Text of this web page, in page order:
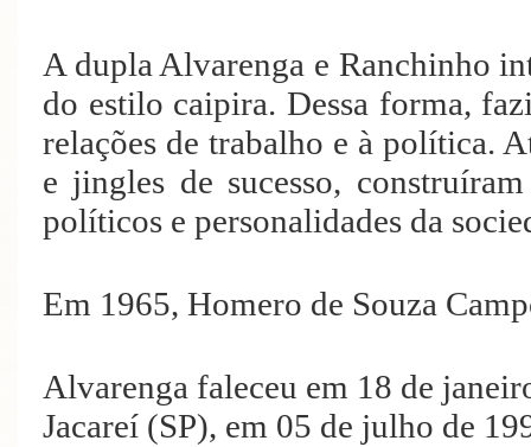
A dupla Alvarenga e Ranchinho
do estilo caipira. Dessa forma,
relações de trabalho e à política.
e jingles de sucesso,
políticos e personalidades da
Em 1965, Homero de Souza
Alvarenga faleceu em 18 de
Jacareí (SP), em 05 de julho de